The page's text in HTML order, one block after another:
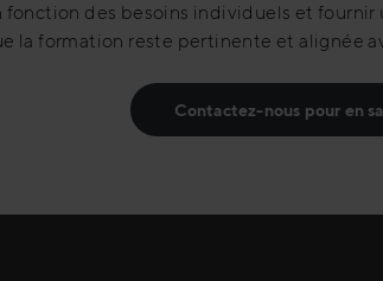
des besoins individuels et
la formation reste pertinente et alignée
Contactez-nous pour en